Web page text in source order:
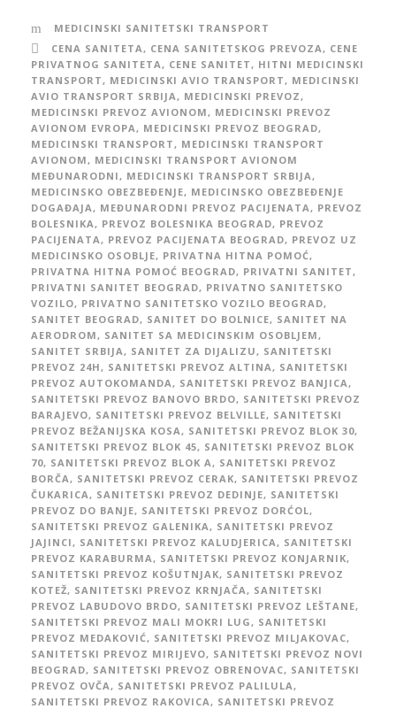
MEDICINSKI SANITETSKI TRANSPORT
CENA SANITETA , CENA SANITETSKOG PREVOZA , CENE
PRIVATNOG SANITETA , CENE SANITET , HITNI MEDICINSKI
TRANSPORT , MEDICINSKI AVIO TRANSPORT , MEDICINSKI
AVIO TRANSPORT SRBIJA , MEDICINSKI PREVOZ ,
MEDICINSKI PREVOZ AVIONOM , MEDICINSKI PREVOZ
AVIONOM EVROPA , MEDICINSKI PREVOZ BEOGRAD,
MEDICINSKI TRANSPORT , MEDICINSKI TRANSPORT
AVIONOM , MEDICINSKI TRANSPORT AVIONOM
MEĐUNARODNI , MEDICINSKI TRANSPORT SRBIJA ,
MEDICINSKO OBEZBEĐENJE, MEDICINSKO OBEZBEĐENJE
DOGAĐAJA , MEĐUNARODNI PREVOZ PACIJENATA , PREVOZ
BOLESNIKA , PREVOZ BOLESNIKA BEOGRAD, PREVOZ
PACIJENATA , PREVOZ PACIJENATA BEOGRAD, PREVOZ UZ
MEDICINSKO OSOBLJE, PRIVATNA HITNA POMOĆ,
PRIVATNA HITNA POMOĆ BEOGRAD, PRIVATNI SANITET ,
PRIVATNI SANITET BEOGRAD, PRIVATNO SANITETSKO
VOZILO, PRIVATNO SANITETSKO VOZILO BEOGRAD,
SANITET BEOGRAD, SANITET DO BOLNICE, SANITET NA
AERODROM , SANITET SA MEDICINSKIM OSOBLJEM ,
SANITET SRBIJA , SANITET ZA DIJALIZU , SANITETSKI
PREVOZ 24H , SANITETSKI PREVOZ ALTINA , SANITETSKI
PREVOZ AUTOKOMANDA , SANITETSKI PREVOZ BANJICA ,
SANITETSKI PREVOZ BANOVO BRDO, SANITETSKI PREVOZ
BARAJEVO, SANITETSKI PREVOZ BELVILLE, SANITETSKI
PREVOZ BEŽANIJSKA KOSA , SANITETSKI PREVOZ BLOK 30,
SANITETSKI PREVOZ BLOK 45, SANITETSKI PREVOZ BLOK
70, SANITETSKI PREVOZ BLOK A , SANITETSKI PREVOZ
BORČA , SANITETSKI PREVOZ CERAK, SANITETSKI PREVOZ
ČUKARICA , SANITETSKI PREVOZ DEDINJE, SANITETSKI
PREVOZ DO BANJE, SANITETSKI PREVOZ DORĆOL,
SANITETSKI PREVOZ GALENIKA , SANITETSKI PREVOZ
JAJINCI , SANITETSKI PREVOZ KALUDJERICA , SANITETSKI
PREVOZ KARABURMA , SANITETSKI PREVOZ KONJARNIK,
SANITETSKI PREVOZ KOŠUTNJAK, SANITETSKI PREVOZ
KOTEŽ, SANITETSKI PREVOZ KRNJAČA , SANITETSKI
PREVOZ LABUDOVO BRDO, SANITETSKI PREVOZ LEŠTANE,
SANITETSKI PREVOZ MALI MOKRI LUG , SANITETSKI
PREVOZ MEDAKOVIĆ, SANITETSKI PREVOZ MILJAKOVAC,
SANITETSKI PREVOZ MIRIJEVO, SANITETSKI PREVOZ NOVI
BEOGRAD, SANITETSKI PREVOZ OBRENOVAC, SANITETSKI
PREVOZ OVČA , SANITETSKI PREVOZ PALILULA ,
SANITETSKI PREVOZ RAKOVICA , SANITETSKI PREVOZ